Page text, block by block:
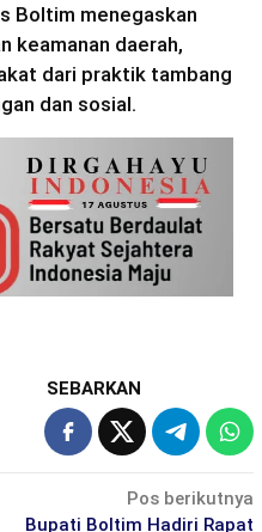
Boltim menegaskan
keamanan daerah,
dari praktik tambang
dan sosial.
SEBARKAN
Pos berikutnya
Bupati Boltim Hadiri Rapat